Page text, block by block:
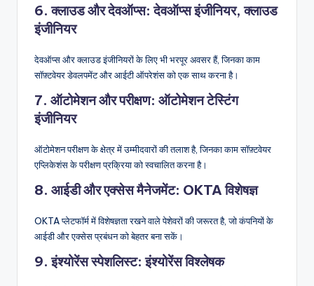
6. क्लाउड और देवऑप्स: देवऑप्स इंजीनियर, क्लाउड
इंजीनियर
देवऑप्स और क्लाउड इंजीनियरों के लिए भी भरपूर अवसर हैं, जिनका काम
सॉफ़्टवेयर डेवलपमेंट और आईटी ऑपरेशंस को एक साथ करना है।
7. ऑटोमेशन और परीक्षण: ऑटोमेशन टेस्टिंग
इंजीनियर
ऑटोमेशन परीक्षण के क्षेत्र में उम्मीदवारों की तलाश है, जिनका काम सॉफ़्टवेयर
एप्लिकेशंस के परीक्षण प्रक्रिया को स्वचालित करना है।
8. आईडी और एक्सेस मैनेजमेंट: OKTA विशेषज्ञ
OKTA प्लेटफॉर्म में विशेषज्ञता रखने वाले पेशेवरों की जरूरत है, जो कंपनियों के
आईडी और एक्सेस प्रबंधन को बेहतर बना सकें।
9. इंश्योरेंस स्पेशलिस्ट: इंश्योरेंस विश्लेषक